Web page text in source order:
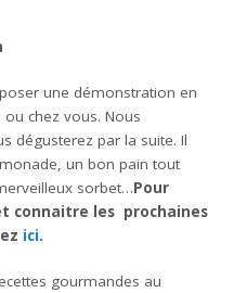
une démonstration en
chez vous. Nous
dégusterez par la suite. Il
un bon pain tout
sorbet…Pour
connaitre les prochaines
ici.
gourmandes au